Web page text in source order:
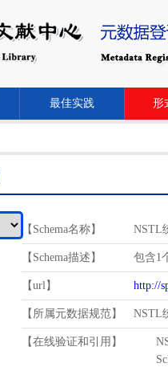
最佳实践 形
【Schema名称】 NSTL
【Schema描述】 包含1
【url】 http://
【所属元数据规范】 NSTL
【在线验证和引用】